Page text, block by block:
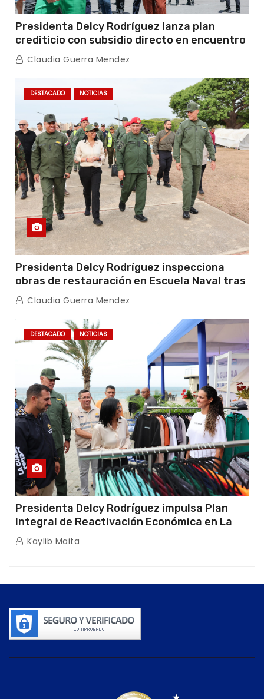
Presidenta Delcy Rodríguez lanza plan
crediticio con subsidio directo en encuentro
con Juntas de Condominio
Claudia Guerra Mendez
DESTACADO NOTICIAS
Presidenta Delcy Rodríguez inspecciona
obras de restauración en Escuela Naval tras
afectaciones sísmicas en La Guaira
Claudia Guerra Mendez
DESTACADO NOTICIAS
Presidenta Delcy Rodríguez impulsa Plan
Integral de Reactivación Económica en La
Guaira
Kaylib Maita